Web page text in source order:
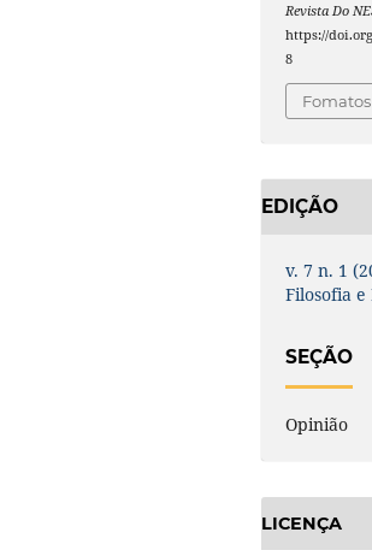
Revista Do
https://
8
EDIÇÃO
v. 7 n. 1
Filosofia e
SEÇÃO
Opinião
LICENÇA